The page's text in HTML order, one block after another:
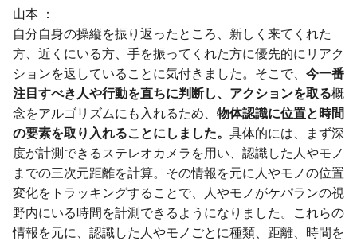
山本
自分自身の操縦を振り返ったところ、新しく来てくれた
方、近くにいる方、手を振ってくれた方に優先的にリアク
ションを返していることに気付きました。そこで、 今一番
注目すべき人や行動を直ちに判断し、アクションを取る概
念をアルゴリズムにも入れるため、 物体認識に位置と時間
の要素を取り入れることにしました。 具体的には、まず深
度が計測できるステレオカメラを用い、認識した人やモノ
までの三次元距離を計算。その情報を元に人やモノの位置
変化をトラッキングすることで、人やモノがケパランの視
野内にいる時間を計測できるようになりました。これらの
情報を元に、認識した人やモノごとに種類、距離、時間を